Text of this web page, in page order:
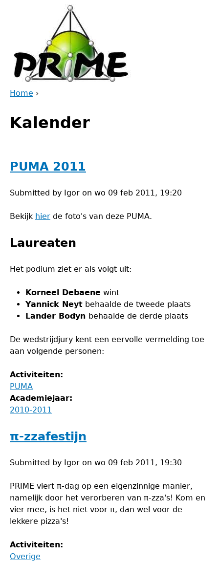
are
Home ›
to
top
Kalender
PUMA 2011
Submitted by Igor on wo 09 feb 2011, 19:20
Bekijk hier de foto's van deze PUMA.
Laureaten
Het podium ziet er als volgt uit:
Korneel Debaene wint
Yannick Neyt behaalde de tweede plaats
Lander Bodyn behaalde de derde plaats
De wedstrijdjury kent een eervolle vermelding toe
aan volgende personen:
Activiteiten:
PUMA
Academiejaar:
2010-2011
π-zzafestijn
Submitted by Igor on wo 09 feb 2011, 19:30
PRIME viert π-dag op een eigenzinnige manier,
namelijk door het verorberen van π-zza's! Kom en
vier mee, is het niet voor π, dan wel voor de
lekkere pizza's!
Activiteiten:
Overige